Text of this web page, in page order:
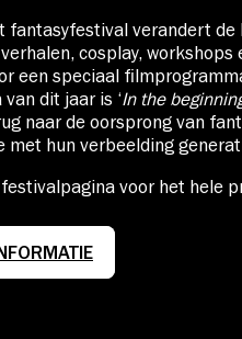
fantasyfestival verandert
cosplay,
een speciaal
dit jaar is ‘In the
naar de oorsprong van
met hun verbeelding
voor het hele